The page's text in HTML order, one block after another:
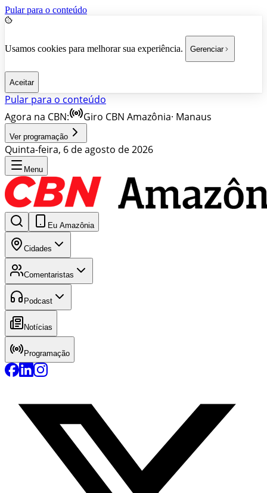
Pular para o conteúdo
Usamos cookies para melhorar sua experiência. Gerenciar
Aceitar
Pular para o conteúdo
Agora na CBN:
Giro CBN Amazônia· Manaus
Ver programação
Quinta-feira, 6 de agosto de 2026
Menu
Eu Amazônia
Cidades
Comentaristas
Podcast
Notícias
Programação